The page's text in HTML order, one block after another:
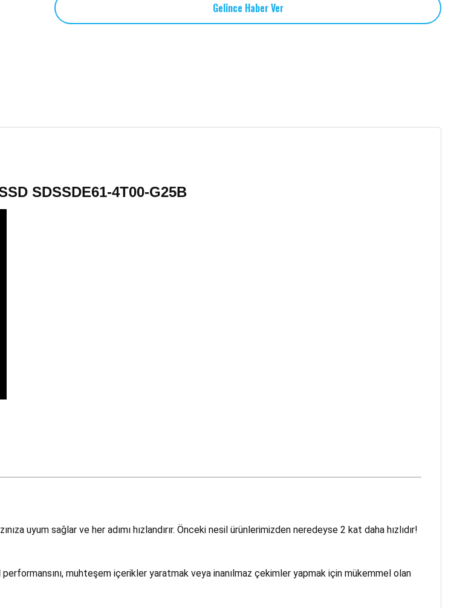
Gelince Haber Ver
SDSSDE61-4T00-G25B
uyum sağlar ve her adımı hızlandırır. Önceki nesil ürünlerimizden neredeyse 2 kat daha hızlıdır!
muhteşem içerikler yaratmak veya inanılmaz çekimler yapmak için mükemmel olan